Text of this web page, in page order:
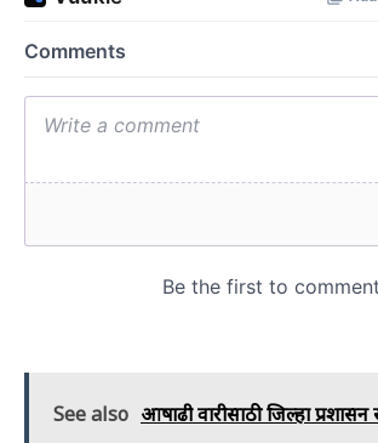
See also आषाढी वारीसाठी जिल्हा